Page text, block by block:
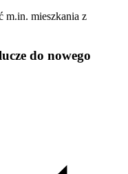
m.in. mieszkania z
do nowego